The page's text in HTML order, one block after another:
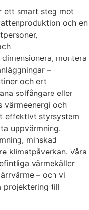
ett smart steg mot
och en
montera
–
och ert
solfångare eller
värmeenergi och
effektivt styrsystem
uppvärmning.
minskad
klimatpåverkan. Våra
värmekällor
– och vi
projektering till